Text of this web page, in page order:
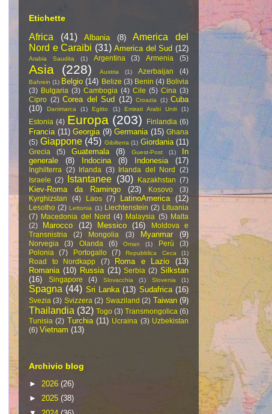
Etichette
Africa (41) Albania (8)
America del
Nord e Caraibi (31) America del Sud (12)
Arabia Saudita (1) Argentina (3) Armenia (5)
Asia (228) Austria (1) Azerbaijan (4)
Bahrein (1) Belgio (14) Belize (3) Benin (4) Bolivia
(3) Bulgaria (3) Cambogia (4) Cile (5) Cina (3)
Cipro (2) Corea del Sud (12) Croazia (1) Cuba
(10)
Danimarca (1) Egitto (1) Emirati Arabi Uniti (1)
Estonia (4) Europa (203) Finlandia (6)
Francia (11) Georgia (9) Germania (15) Ghana
(5) Giappone (45) Gibilterra (1) Giordania (11)
Grecia (5) Guatemala (8) Guest-Post (1)
In
generale
(8) Indocina (8) Indonesia (17)
Inghilterra (2) Irlanda (3) Irlanda del Nord
(2)
Israele (2) Istantanee (30) Kazakhstan (7)
Kiev-Roma da Ramingo (23) Kosovo
(3)
Kyrghizstan
(4) Laos (7) LatinoAmerica (12)
Lesotho (2) Lettonia (1) Liechtenstein (2) Lituania
(7) Macedonia del Nord (4) Malaysia (5) Malta
(2)
Marocco (12) Messico (16)
Moldova e
Transnistria
(2) Mongolia (3) Myanmar (9)
Norvegia (3) Olanda (6) Oman (1) Perù
(3)
Polonia
(7) Portogallo (7) Repubblica Ceca (1)
Road to Nordkapp (7) Roma e Lazio
(13)
Romania (10) Russia (21) Serbia (2) Silkstan
(16)
Singapore (4) Slovacchia (1) Slovenia (1)
Spagna (44) Sri Lanka (13) Sudafrica (16)
Svezia (3) Svizzera (2) Swaziland (2) Taiwan (9)
Thailandia (32) Togo (3) Transmongolica (6)
Tunisia (2) Turchia (11) Ucraina (3) Uzbekistan
(6) Vietnam (13)
Archivio blog
► 2026 (26)
► 2025 (38)